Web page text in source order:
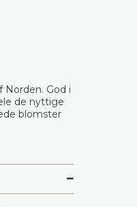
Norden. God i
de nyttige
blomster